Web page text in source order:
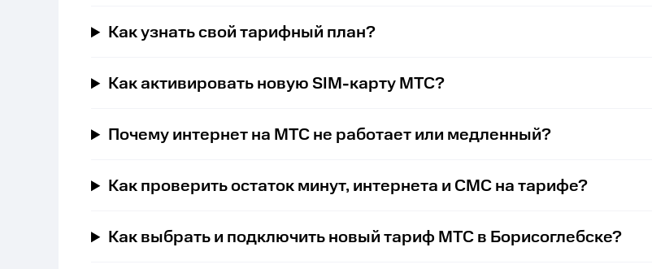
Как узнать свой тарифный план?
Как активировать новую SIM-карту МТС?
Почему интернет на МТС не работает или медленный?
Как проверить остаток минут, интернета и СМС на тарифе?
Как выбрать и подключить новый тариф МТС в Борисоглебске?